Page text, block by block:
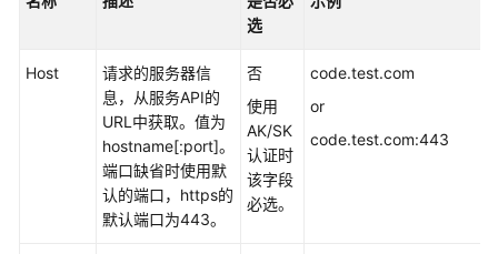
选
Host
请求的服务器信
息，从服务API的
URL中获取。值为
hostname[:port]。
端口缺省时使用默
认的端口，https的
默认端口为443。
否
使用
AK/SK
认证时
该字段
必选。
code.test.com
or
code.test.com:443